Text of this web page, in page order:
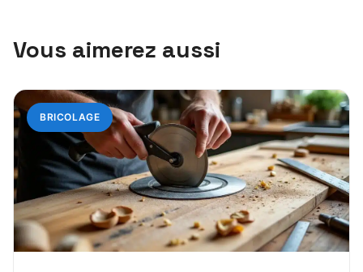
Vous aimerez aussi
BRICOLAGE